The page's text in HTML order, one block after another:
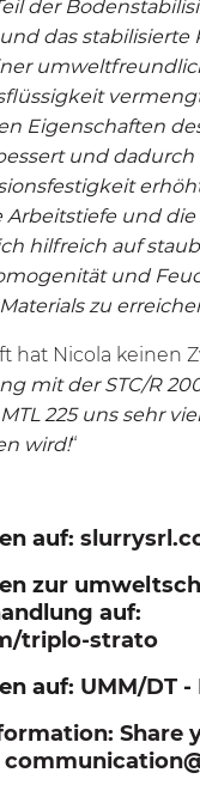
der
das stabilisierte
Eigenschaften
und dadurch
Arbeitstiefe und die
hilfreich auf
und
zu
hat Nicola keinen
mit der STC/R
MTL 225 uns sehr
wird!“
auf:
zur
auf:
triplo-strato
auf: UMM/DT -
Share